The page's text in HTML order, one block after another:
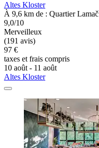
Altes Kloster
À 9,6 km de : Quartier Lamač
9,0/10
Merveilleux
(191 avis)
97 €
taxes et frais compris
10 août - 11 août
Altes Kloster